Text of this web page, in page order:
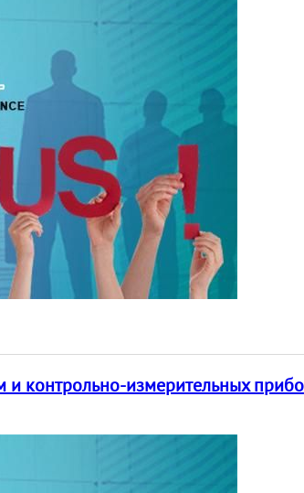
и контрольно-измерительных